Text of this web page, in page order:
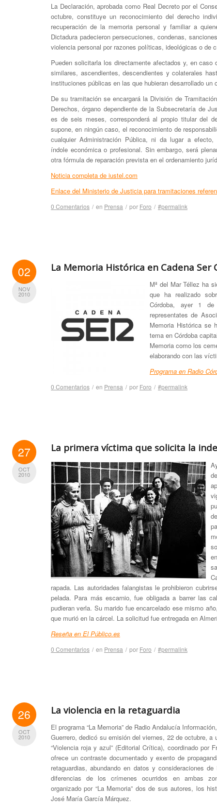
La Declaración, aprobada como Real Decreto por el
octubre, constituye un reconocimiento del derecho
recuperación de la memoria personal y familiar a
Dictadura padecieron persecuciones, condenas,
violencia personal por razones políticas, ideológicas o de
Pueden solicitarla los directamente afectados y, en
similares, ascendientes, descendientes y colaterales
instituciones públicas en las que hubieran desarrollado un
De su tramitación se encargará la División de
Derechos, órgano dependiente de la Subsecretaría de
es de seis meses, corresponderá al propio titular del
supone, en ningún caso, el reconocimiento de
cualquier Administración Pública, ni da lugar a efecto,
índole económica o profesional. Sin embargo, será
otra fórmula de reparación prevista en el ordenamiento
Noticia completa de iustel.com
Enlace del Ministerio de Justicia para tramitaciones
0 Comentarios / en Prensa / por Foro / #permalink
02
NOV
2010
La Memoria Histórica en Cadena Ser
Mª del Mar Téllez ha
que ha realizado
Córdoba, ayer 1
representates de
Memoria Histórica se
tema en Córdoba
Memoria como los
elaborando con las
Programa en Radio
0 Comentarios / en Prensa / por Foro / #permalink
27
OCT
2010
La primera víctima que solicita la
rapada. Las autoridades falangistas le prohibieron
pelada. Para más escarnio, fue obligada a barrer las
pudieran verla. Su marido fue encarcelado ese mismo
que murió en la cárcel. La solicitud fue entregada en
Reseña en El Público.es
0 Comentarios / en Prensa / por Foro / #permalink
26
OCT
2010
La violencia en la retaguardia
El programa “La Memoria” de Radio Andalucía
Guerrero, dedicó su emisión del viernes, 22 de octubre, a
“Violencia roja y azul” (Editorial Crítica), coordinado por
ofrece un contraste documentado y exento de
retaguardias, abundando en datos y consideraciones
diferencias de los crímenes ocurridos en ambas
organizado por “La Memoria” dos de sus autores, los
José María García Márquez.